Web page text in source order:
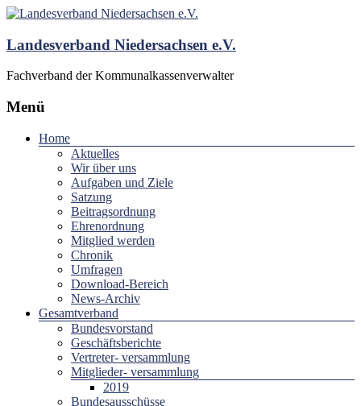
Landesverband Niedersachsen e.V.
Fachverband der Kommunalkassenverwalter
Menü
Home
Aktuelles
Wir über uns
Aufgaben und Ziele
Satzung
Beitragsordnung
Ehrenordnung
Mitglied werden
Chronik
Umfragen
Download-Bereich
News-Archiv
Gesamtverband
Bundesvorstand
Geschäftsberichte
Vertreter- versammlung
Mitglieder- versammlung
2019
Bundesausschüsse